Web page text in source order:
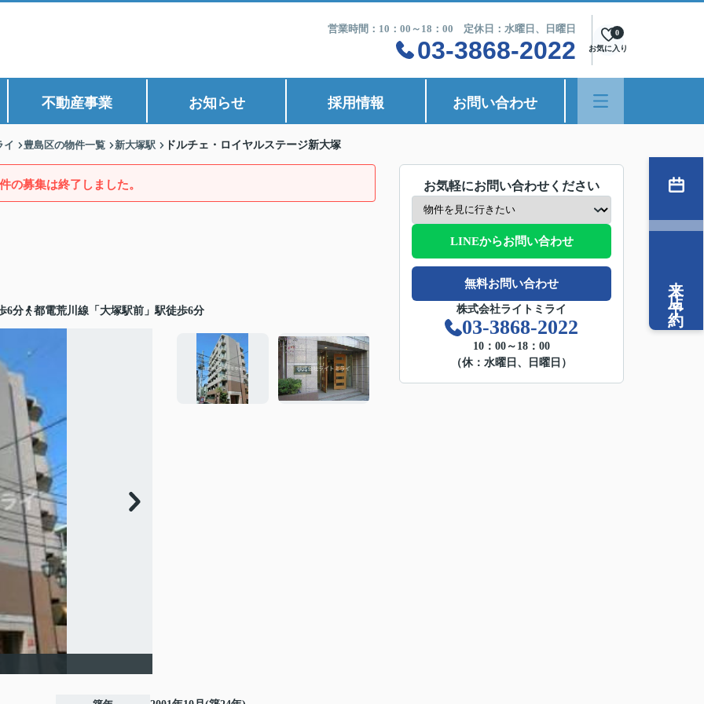
営業時間：10：00～18：00 定休日：水曜日、日曜日
03-3868-2022 お気に入り
0
不動産事業 お知らせ 採用情報 お問い合わせ
イ 豊島区の物件一覧 新大塚駅 ドルチェ・ロイヤルステージ新大塚
の募集は終了しました。
6分 都電荒川線「大塚駅前」駅徒歩6分
お気軽にお問い合わせください
LINEからお問い合わせ
無料お問い合わせ
株式会社ライトミライ
03-3868-2022
10：00～18：00
（休：水曜日、日曜日）
来店予約